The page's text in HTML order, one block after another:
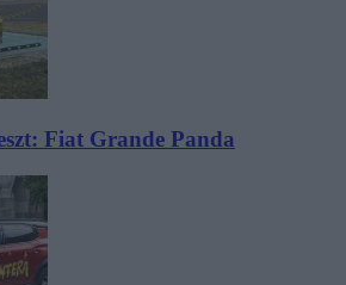
Fiat Grande Panda